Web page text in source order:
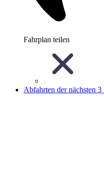
Fahrplan teilen
Abfahrten der nächsten 3